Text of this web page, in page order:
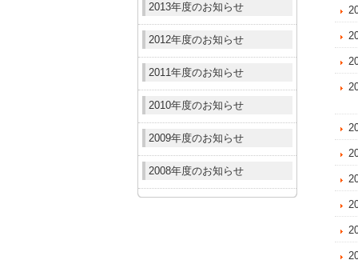
2013年度のお知らせ
2012年度のお知らせ
2011年度のお知らせ
2010年度のお知らせ
2009年度のお知らせ
2008年度のお知らせ